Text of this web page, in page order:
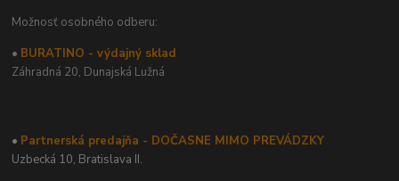
Možnosť osobného odberu:
• BURATINO - výdajný sklad
Záhradná 20, Dunajská Lužná
• Partnerská predajňa - DOČASNE MIMO PREVÁDZKY
Uzbecká 10, Bratislava II.